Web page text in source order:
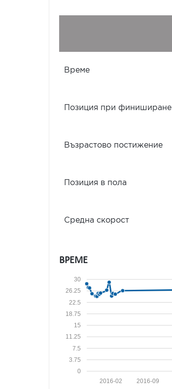
Време
Позиция при финиширане
Възрастово постижение
Позиция в пола
Средна скорост
ВРЕМЕ
0
3.75
7.5
11.25
15
18.75
22.5
26.25
30
2016-09
2016-02